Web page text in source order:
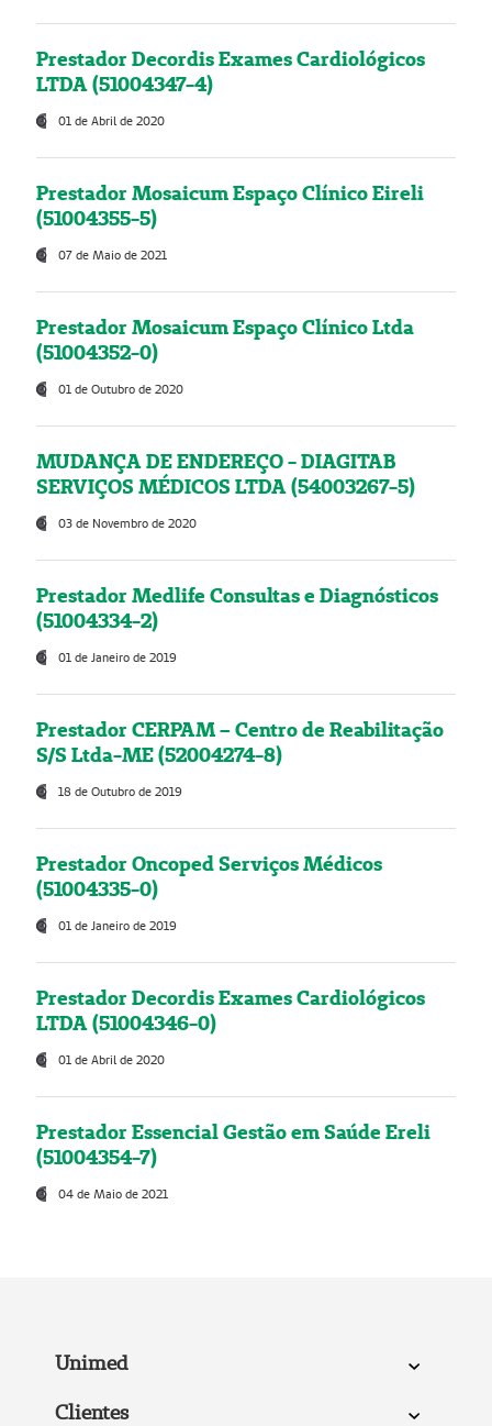
Prestador Decordis Exames Cardiológicos
LTDA (51004347-4)
01 de Abril de 2020
Prestador Mosaicum Espaço Clínico Eireli
(51004355-5)
07 de Maio de 2021
Prestador Mosaicum Espaço Clínico Ltda
(51004352-0)
01 de Outubro de 2020
MUDANÇA DE ENDEREÇO - DIAGITAB
SERVIÇOS MÉDICOS LTDA (54003267-5)
03 de Novembro de 2020
Prestador Medlife Consultas e Diagnósticos
(51004334-2)
01 de Janeiro de 2019
Prestador CERPAM – Centro de Reabilitação
S/S Ltda-ME (52004274-8)
18 de Outubro de 2019
Prestador Oncoped Serviços Médicos
(51004335-0)
01 de Janeiro de 2019
Prestador Decordis Exames Cardiológicos
LTDA (51004346-0)
01 de Abril de 2020
Prestador Essencial Gestão em Saúde Ereli
(51004354-7)
04 de Maio de 2021
Unimed
Clientes